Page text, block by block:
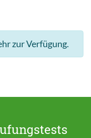
zur Verfügung.